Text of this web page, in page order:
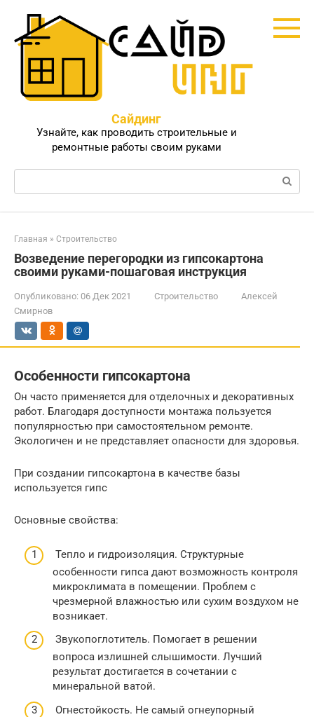
контенту
Сайдинг
Узнайте, как проводить строительные и
ремонтные работы своим руками
Поиск:
Главная » Строительство
Возведение перегородки из гипсокартона
своими руками-пошаговая инструкция
Опубликовано: 06 Дек 2021 Строительство
Алексей
Смирнов
Особенности гипсокартона
Он часто применяется для отделочных и декоративных
работ. Благодаря доступности монтажа пользуется
популярностью при самостоятельном ремонте.
Экологичен и не представляет опасности для здоровья.
При создании гипсокартона в качестве базы
используется гипс
Основные свойства:
Тепло и гидроизоляция. Структурные
особенности гипса дают возможность контроля
микроклимата в помещении. Проблем с
чрезмерной влажностью или сухим воздухом не
возникает.
Звукопоглотитель. Помогает в решении
вопроса излишней слышимости. Лучший
результат достигается в сочетании с
минеральной ватой.
Огнестойкость. Не самый огнеупорный